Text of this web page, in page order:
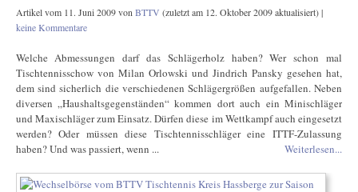
Artikel vom 11. Juni 2009von BTTV (zuletzt am 12. Oktober 2009aktualisiert) |
keine Kommentare
Welche Abmessungen darf das Schlägerholz haben? Wer schon mal
Tischtennisschow von Milan Orlowski und Jindrich Pansky gesehen hat,
dem sind sicherlich die verschiedenen Schlägergrößen aufgefallen. Neben
diversen „Haushaltsgegenständen“ kommen dort auch ein Minischläger
und Maxischläger zum Einsatz. Dürfen diese im Wettkampf auch eingesetzt
werden? Oder müssen diese Tischtennisschläger eine ITTF-Zulassung
haben? Und was passiert, wenn ...
Weiterlesen...